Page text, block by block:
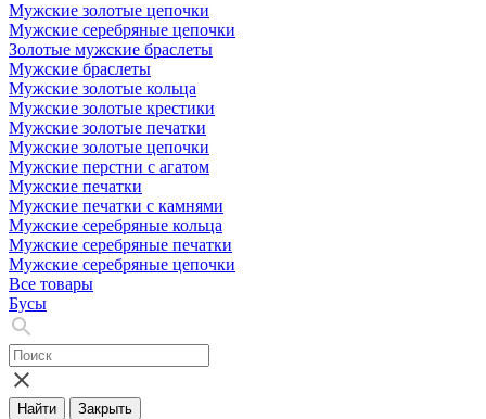
Мужские золотые цепочки
Мужские серебряные цепочки
Золотые мужские браслеты
Мужские браслеты
Мужские золотые кольца
Мужские золотые крестики
Мужские золотые печатки
Мужские золотые цепочки
Мужские перстни с агатом
Мужские печатки
Мужские печатки с камнями
Мужские серебряные кольца
Мужские серебряные печатки
Мужские серебряные цепочки
Все товары
Бусы
Найти Закрыть